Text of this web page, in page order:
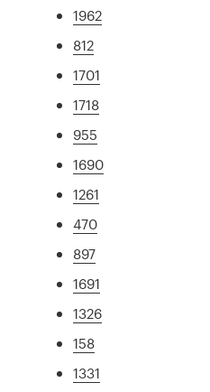
1962
812
1701
1718
955
1690
1261
470
897
1691
1326
158
1331